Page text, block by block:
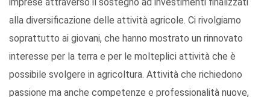
alla diversificazione delle attività agricole. Ci rivolgiamo
soprattutto ai giovani, che hanno mostrato un rinnovato
interesse per la terra e per le molteplici attività che è
possibile svolgere in agricoltura. Attività che richiedono
passione ma anche competenze e professionalità nuove,